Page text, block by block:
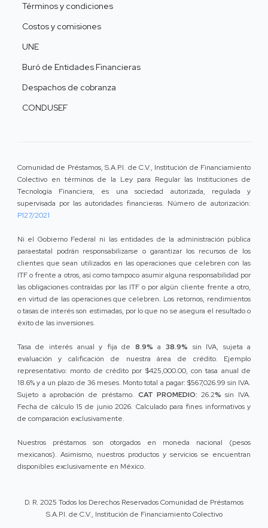
Términos y condiciones
Costos y comisiones
UNE
Buró de Entidades Financieras
Despachos de cobranza
CONDUSEF
Comunidad de Préstamos, S.A.P.I. de C.V., Institución de Financiamiento
Colectivo en términos de la Ley para Regular las Instituciones de
Tecnología Financiera, es una sociedad autorizada, regulada y
supervisada por las autoridades financieras. Número de autorización:
P127/2021
Ni el Gobierno Federal ni las entidades de la administración pública
paraestatal podrán responsabilizarse o garantizar los recursos de los
clientes que sean utilizados en las operaciones que celebren con las
ITF o frente a otros, así como tampoco asumir alguna responsabilidad por
las obligaciones contraídas por las ITF o por algún cliente frente a otro,
en virtud de las operaciones que celebren. Los retornos, rendimientos
o tasas de interés son estimadas, por lo que no se asegura el resultado o
éxito de las inversiones.
Tasa de interés anual y fija de 8.9% a 38.9% sin IVA, sujeta a
evaluación y calificación de nuestra área de crédito. Ejemplo
representativo: monto de crédito por $425,000.00, con tasa anual de
18.6% y a un plazo de 36 meses. Monto total a pagar: $567,026.99 sin IVA.
Sujeto a aprobación de préstamo. CAT PROMEDIO: 26.2% sin IVA.
Fecha de cálculo 15 de junio 2026. Calculado para fines informativos y
de comparación exclusivamente.
Nuestros préstamos son otorgados en moneda nacional (pesos
mexicanos). Asimismo, nuestros productos y servicios se encuentran
disponibles exclusivamente en México.
D. R. 2025 Todos los Derechos Reservados Comunidad de Préstamos
S.A.P.I. de C.V., Institución de Financiamiento Colectivo